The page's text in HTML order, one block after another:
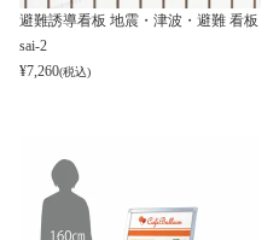
避難誘導看板 地震・津波・避難 看板
sai-2
¥7,260(税込)